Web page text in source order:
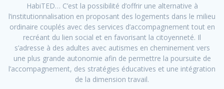
HabiTED… C’est la possibilité d’offrir une alternative à
l’institutionnalisation en proposant des logements dans le milieu
ordinaire couplés avec des services d’accompagnement tout en
recréant du lien social et en favorisant la citoyenneté. Il
s’adresse à des adultes avec autismes en cheminement vers
une plus grande autonomie afin de permettre la poursuite de
l’accompagnement, des stratégies éducatives et une intégration
de la dimension travail.